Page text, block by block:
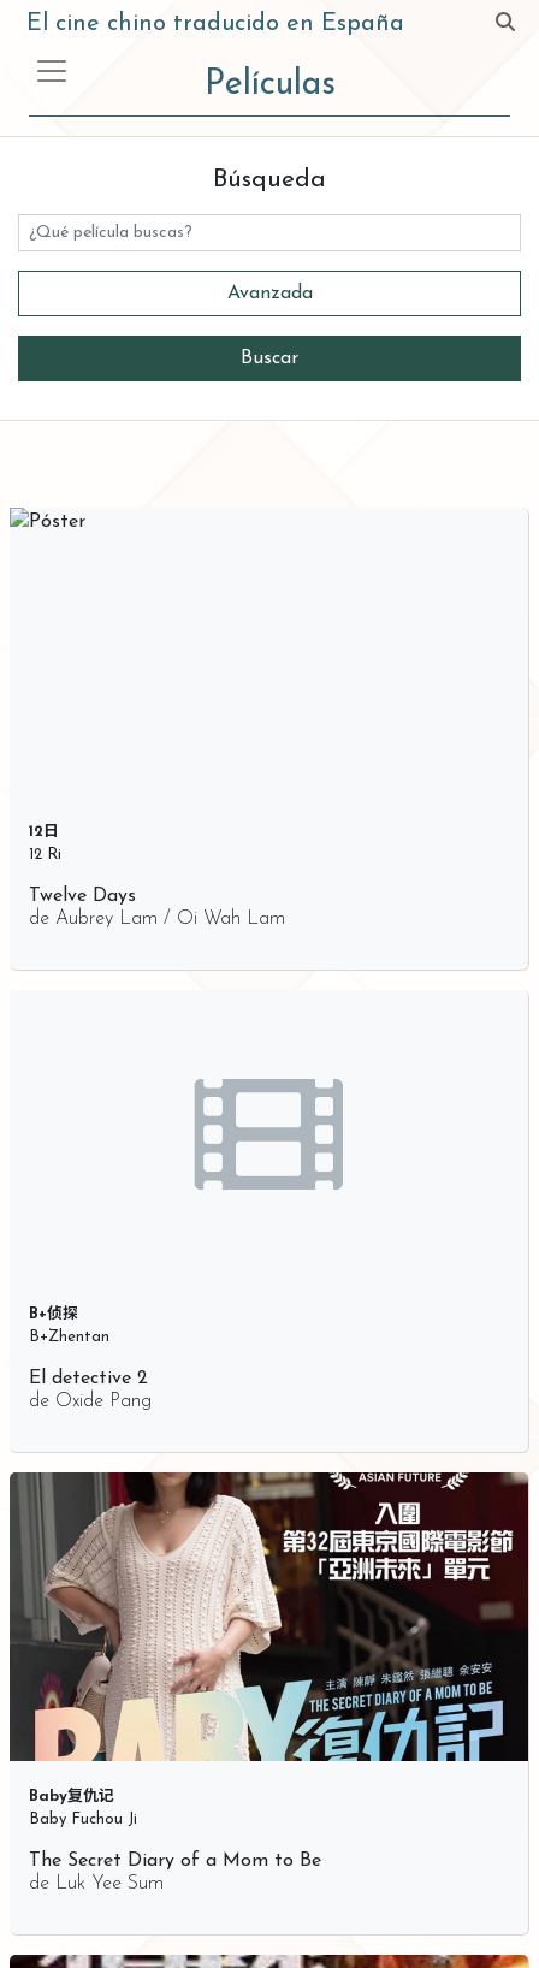
El cine chino traducido en España
Películas
Búsqueda
Título
Avanzada
12日
12 Ri
Twelve Days
de Aubrey Lam / Oi Wah Lam
B+侦探
B+Zhentan
El detective 2
de Oxide Pang
Baby复仇记
Baby Fuchou Ji
The Secret Diary of a Mom to Be
de Luk Yee Sum